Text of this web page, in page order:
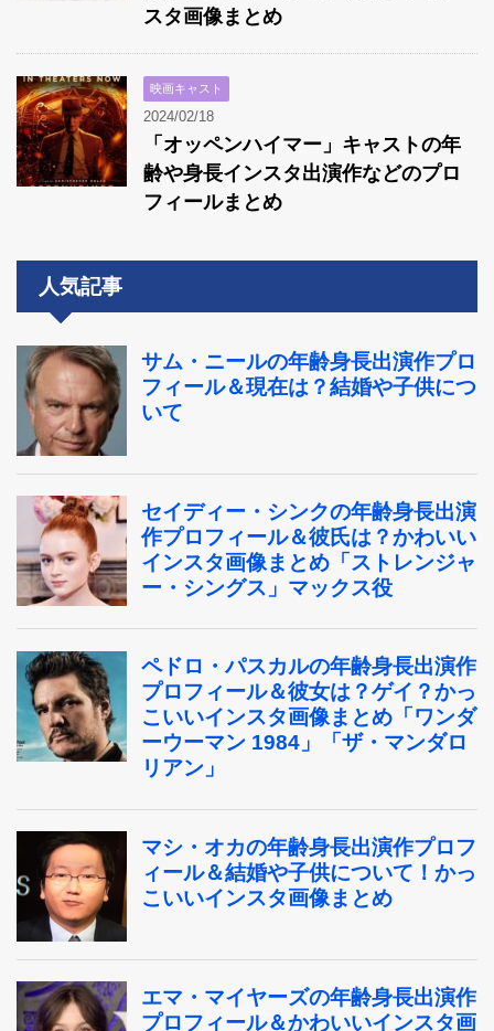
スタ画像まとめ
映画キャスト
2024/02/18
「オッペンハイマー」キャストの年
齢や身長インスタ出演作などのプロ
フィールまとめ
人気記事